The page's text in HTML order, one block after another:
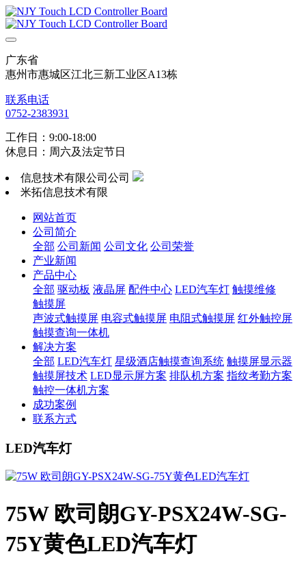
广东省
惠州市惠城区江北三新工业区A13栋
联系电话
0752-2383931
工作日：9:00-18:00
休息日：周六及法定节日
信息技术有限公司公司
米拓信息技术有限
网站首页
公司简介
全部 公司新闻 公司文化 公司荣誉
产业新闻
产品中心
全部 驱动板 液晶屏 配件中心 LED汽车灯 触摸维修
触摸屏
声波式触摸屏 电容式触摸屏 电阻式触摸屏 红外触控屏
触摸查询一体机
解决方案
全部 LED汽车灯 星级酒店触摸查询系统 触摸屏显示器
触摸屏技术 LED显示屏方案 排队机方案 指纹考勤方案
触控一体机方案
成功案例
联系方式
LED汽车灯
75W 欧司朗GY-PSX24W-SG-
75Y黄色LED汽车灯